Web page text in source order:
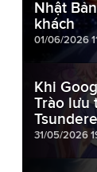
Nhật
khách
01/06/2026
Khi
Trào lưu
31/05/2026